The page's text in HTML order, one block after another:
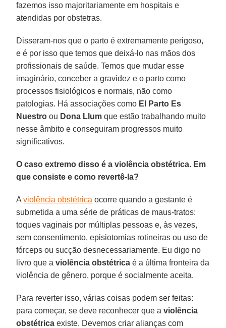
fazemos isso majoritariamente em hospitais e
atendidas por obstetras.
Disseram-nos que o parto é extremamente perigoso,
e é por isso que temos que deixá-lo nas mãos dos
profissionais de saúde. Temos que mudar esse
imaginário, conceber a gravidez e o parto como
processos fisiológicos e normais, não como
patologias. Há associações como El Parto Es
Nuestro ou Dona Llum que estão trabalhando muito
nesse âmbito e conseguiram progressos muito
significativos.
O caso extremo disso é a violência obstétrica. Em
que consiste e como revertê-la?
Aviolência obstétrica ocorre quando a gestante é
submetida a uma série de práticas de maus-tratos:
toques vaginais por múltiplas pessoas e, às vezes,
sem consentimento, episiotomias rotineiras ou uso de
fórceps ou sucção desnecessariamente. Eu digo no
livro que aviolência obstétrica é a última fronteira da
violência de gênero, porque é socialmente aceita.
Para reverter isso, várias coisas podem ser feitas:
para começar, se deve reconhecer que aviolência
obstétrica existe. Devemos criar alianças com